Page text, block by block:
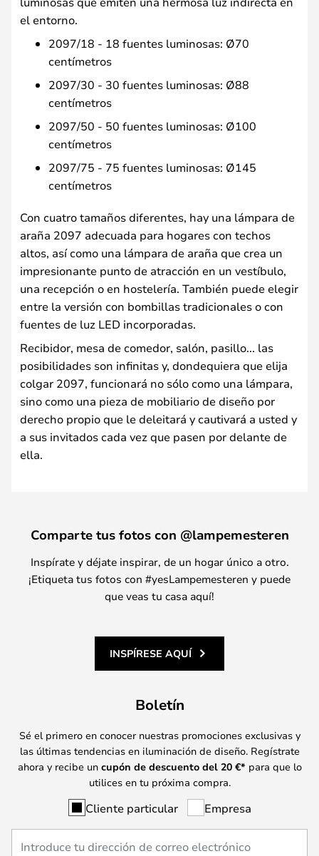
el entorno.
2097/18 - 18 fuentes luminosas: Ø70
centímetros
2097/30 - 30 fuentes luminosas: Ø88
centímetros
2097/50 - 50 fuentes luminosas: Ø100
centímetros
2097/75 - 75 fuentes luminosas: Ø145
centímetros
Con cuatro tamaños diferentes, hay una lámpara de
araña 2097 adecuada para hogares con techos
altos, así como una lámpara de araña que crea un
impresionante punto de atracción en un vestíbulo,
una recepción o en hostelería. También puede elegir
entre la versión con bombillas tradicionales o con
fuentes de luz LED incorporadas.
Recibidor, mesa de comedor, salón, pasillo... las
posibilidades son infinitas y, dondequiera que elija
colgar 2097, funcionará no sólo como una lámpara,
sino como una pieza de mobiliario de diseño por
derecho propio que le deleitará y cautivará a usted y
a sus invitados cada vez que pasen por delante de
ella.
Comparte tus fotos con @lampemesteren
Inspírate y déjate inspirar, de un hogar único a otro.
¡Etiqueta tus fotos con #yesLampemesteren y puede
que veas tu casa aquí!
INSPÍRESE AQUÍ
Boletín
Sé el primero en conocer nuestras promociones exclusivas y
las últimas tendencias en iluminación de diseño. Regístrate
ahora y recibe un cupón de descuento del 20 €* para que lo
utilices en tu próxima compra.
Cliente particular Empresa